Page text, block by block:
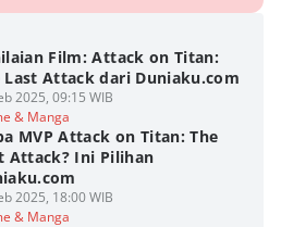
Film: Attack on Titan:
Last Attack dari Duniaku.com
2025, 09:15 WIB
& Manga
MVP Attack on Titan: The
Attack? Ini Pilihan
2025, 18:00 WIB
& Manga